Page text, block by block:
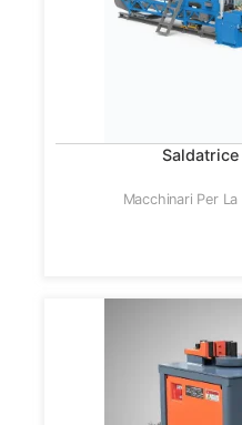
Saldatrice
Macchinari Per